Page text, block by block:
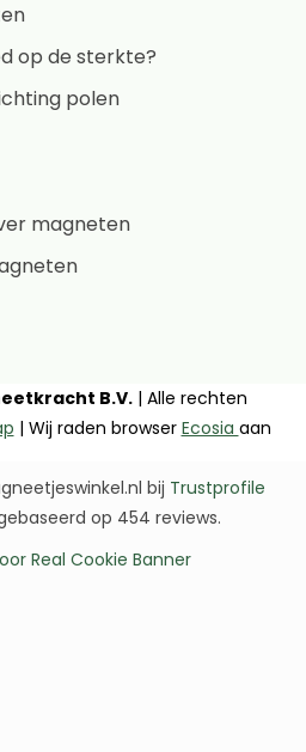
op de sterkte?
polen
magneten
B.V.| Alle rechten
| Wij raden browser Ecosia aan
bij Trustprofile
op 454 reviews.
Real Cookie Banner